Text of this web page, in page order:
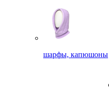
шарфы, капюшоны